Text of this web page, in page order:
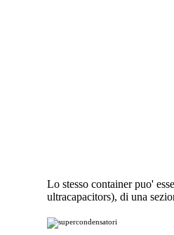
Lo stesso container puo'
ultracapacitors), di una